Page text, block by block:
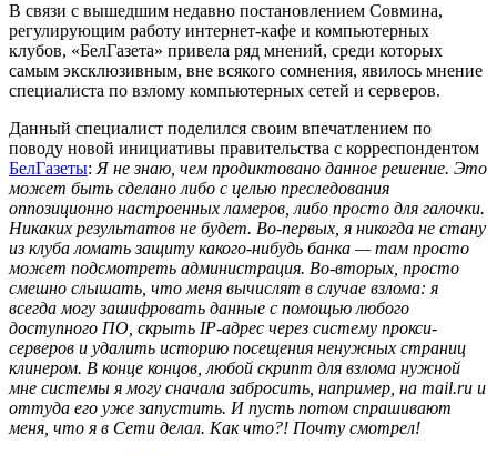
В связи с вышедшим недавно постановлением Совмина,
регулирующим работу интернет-кафе и компьютерных
клубов, «БелГазета» привела ряд мнений, среди которых
самым эксклюзивным, вне всякого сомнения, явилось мнение
специалиста по взлому компьютерных сетей и серверов.
Данный специалист поделился своим впечатлением по
поводу новой инициативы правительства с корреспондентом
БелГазеты: Я не знаю, чем продиктовано данное решение. Это
может быть сделано либо с целью преследования
оппозиционно настроенных ламеров, либо просто для галочки.
Никаких результатов не будет. Во-первых, я никогда не стану
из клуба ломать защиту какого-нибудь банка — там просто
может подсмотреть администрация. Во-вторых, просто
смешно слышать, что меня вычислят в случае взлома: я
всегда могу зашифровать данные с помощью любого
доступного ПО, скрыть IP-адрес через систему прокси-
серверов и удалить историю посещения ненужных страниц
клинером. В конце концов, любой скрипт для взлома нужной
мне системы я могу сначала забросить, например, на mail.ru и
оттуда его уже запустить. И пусть потом спрашивают
меня, что я в Сети делал. Как что?! Почту смотрел!